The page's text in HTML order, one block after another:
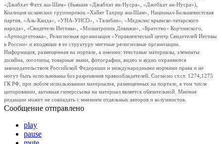
«Джабхат Фатх аш-Шам» (бывшая «Джабхат ан-Нусра», «Джебхат ан-Нусра»),
Коалиция исламских группировок «Хайят Тахрир аш-Шам», Национал-Большевистская
партия, «Аль-Каида», «УНА-УНСО», «Талибан», «Меджлис крымско-татарского
народа», «Свидетели Иеговы», «Мизантропик Дивижн», «Братство» Корчинского,
«Артподготовка», Религиозная организация «Управленческий центр Свидетелей Иеговы
в России» и входящие в ее структуру местные религиозные организации.
Информация, размещенная на портале, а именно: текстовые материалы, элементы
дизайна, логотипы, товарные знаки, фотографии, видео и аудио охраняются
законодательством Российской Федерации и международными нормами права и не
могут быть использованы без разрешения правообладателей. Согласно ст.ст. 1274,1275
ГК РФ, при любом использовании материалов, размещенных на портале, в том числе
цитировании, активная гиперссылка на материал является обязательной. Мнение
редакции может не совпадать с мнением отдельных авторов и колумнистов.
Сообщение отправлено
play
pause